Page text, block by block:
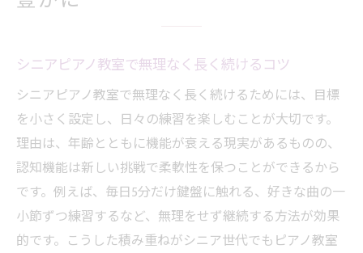
シニアピアノ教室で無理なく長く続けるコツ
シニアピアノ教室で無理なく長く続けるためには、目標
を小さく設定し、日々の練習を楽しむことが大切です。
理由は、年齢とともに機能が衰える現実があるものの、
認知機能は新しい挑戦で柔軟性を保つことができるから
です。例えば、毎日5分だけ鍵盤に触れる、好きな曲の一
小節ずつ練習するなど、無理をせず継続する方法が効果
的です。こうした積み重ねがシニア世代でもピアノ教室